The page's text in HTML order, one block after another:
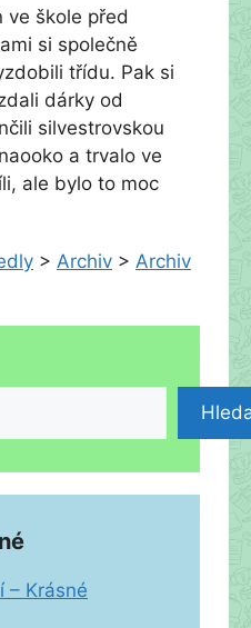
ve škole před
si společně
třídu. Pak si
dárky od
silvestrovskou
a trvalo ve
ale bylo to moc
> Archiv > Archiv
– Krásné